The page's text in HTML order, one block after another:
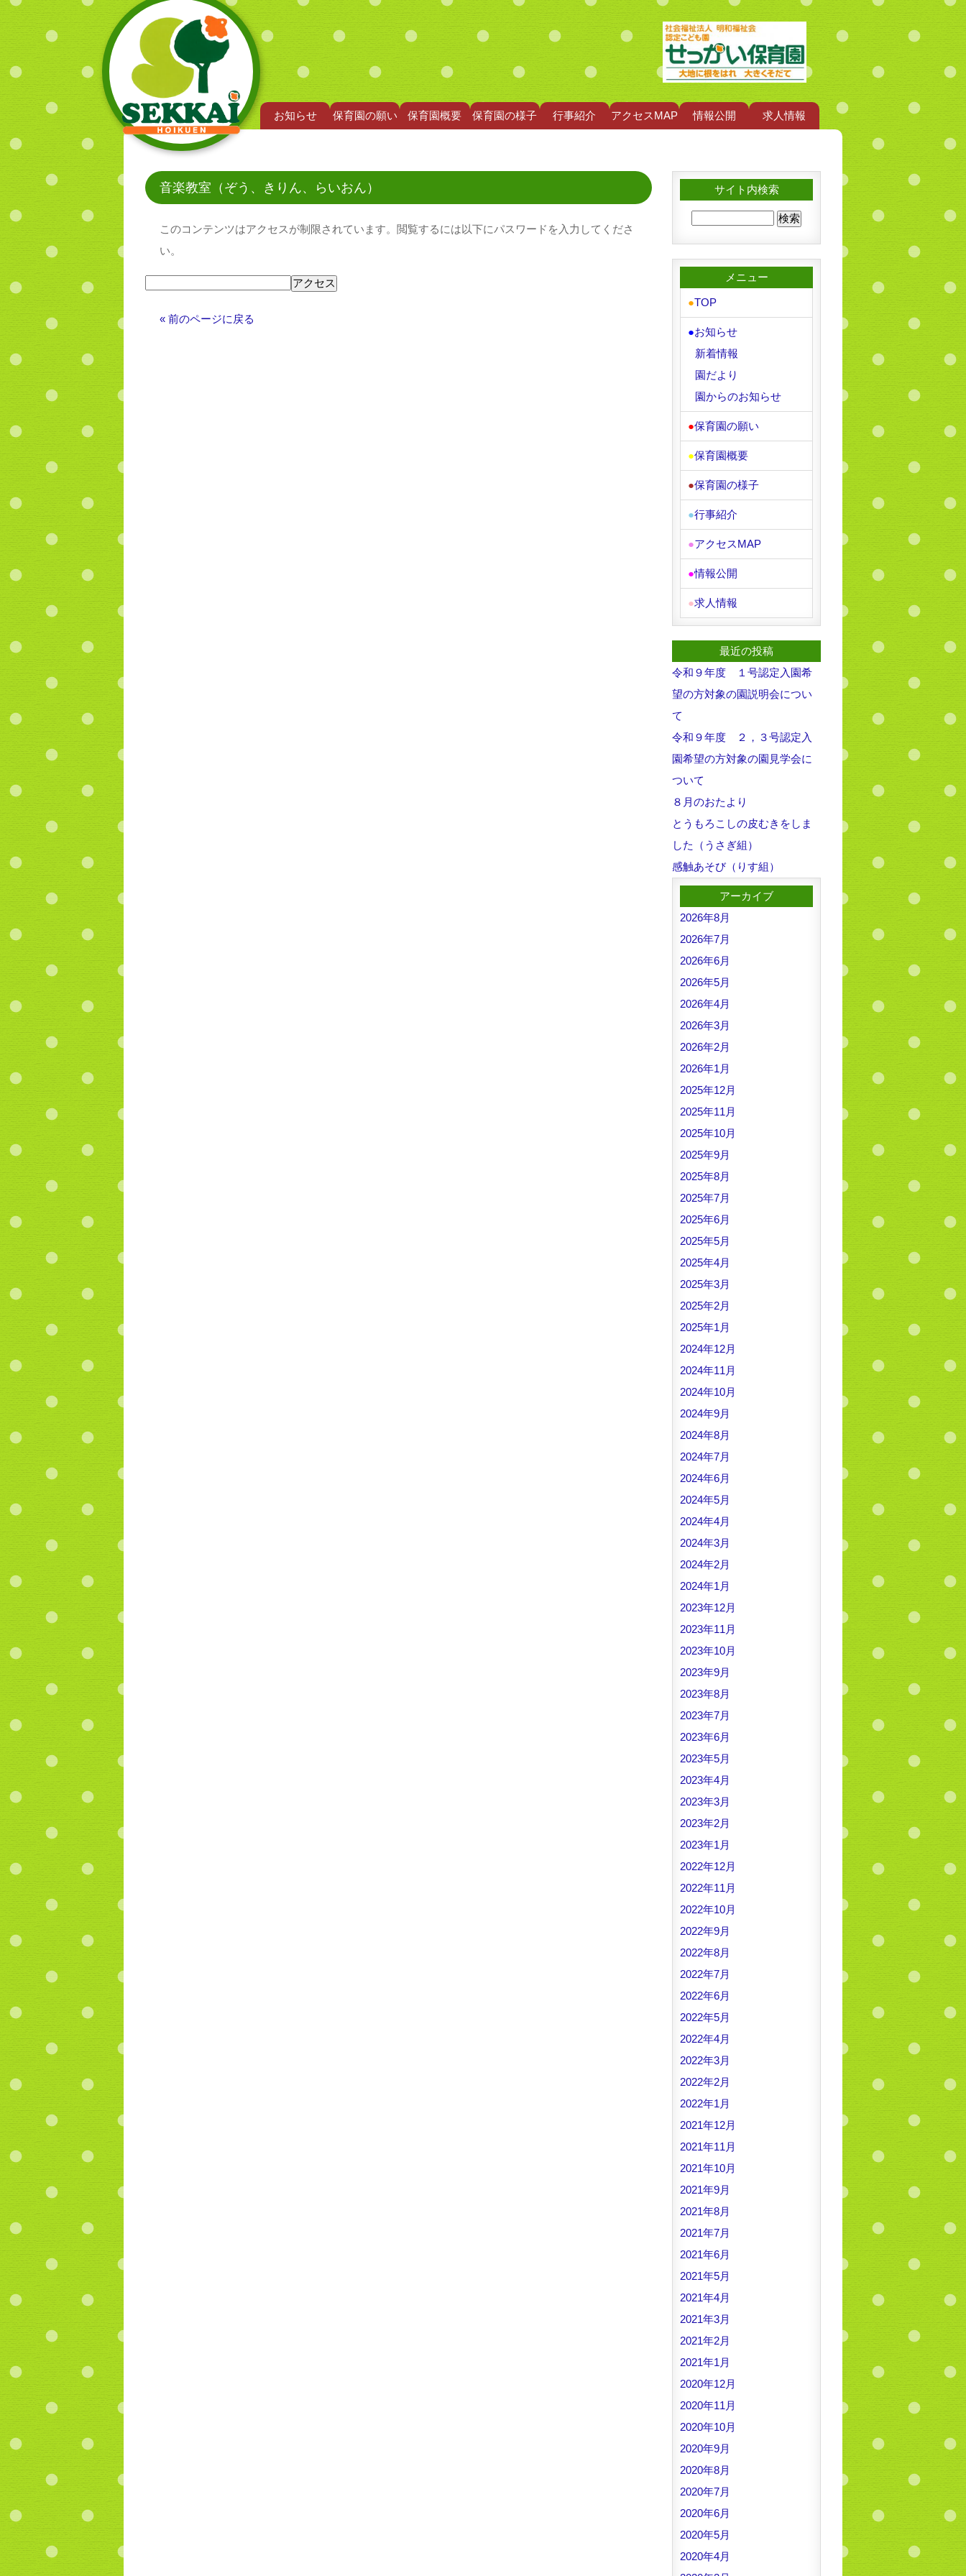
お知らせ 保育園の願い 保育園概要 保育園の様子 行事紹介 アクセスMAP 情報公開 求人情報
音楽教室（ぞう、きりん、らいおん）
このコンテンツはアクセスが制限されています。閲覧するには以下にパスワードを入力してくださ
い。
« 前のページに戻る
サイト内検索
メニュー
●TOP
●お知らせ
新着情報
園だより
園からのお知らせ
●保育園の願い
●保育園概要
●保育園の様子
●行事紹介
●アクセスMAP
●情報公開
●求人情報
最近の投稿
令和９年度 １号認定入園希
望の方対象の園説明会につい
て
令和９年度 ２，３号認定入
園希望の方対象の園見学会に
ついて
８月のおたより
とうもろこしの皮むきをしま
した（うさぎ組）
感触あそび（りす組）
アーカイブ
2026年8月
2026年7月
2026年6月
2026年5月
2026年4月
2026年3月
2026年2月
2026年1月
2025年12月
2025年11月
2025年10月
2025年9月
2025年8月
2025年7月
2025年6月
2025年5月
2025年4月
2025年3月
2025年2月
2025年1月
2024年12月
2024年11月
2024年10月
2024年9月
2024年8月
2024年7月
2024年6月
2024年5月
2024年4月
2024年3月
2024年2月
2024年1月
2023年12月
2023年11月
2023年10月
2023年9月
2023年8月
2023年7月
2023年6月
2023年5月
2023年4月
2023年3月
2023年2月
2023年1月
2022年12月
2022年11月
2022年10月
2022年9月
2022年8月
2022年7月
2022年6月
2022年5月
2022年4月
2022年3月
2022年2月
2022年1月
2021年12月
2021年11月
2021年10月
2021年9月
2021年8月
2021年7月
2021年6月
2021年5月
2021年4月
2021年3月
2021年2月
2021年1月
2020年12月
2020年11月
2020年10月
2020年9月
2020年8月
2020年7月
2020年6月
2020年5月
2020年4月